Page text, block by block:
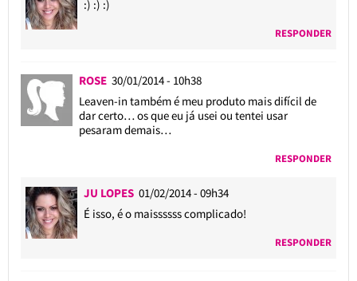
:) :) :)
RESPONDER
ROSE 30/01/2014 - 10h38
Leaven-in também é meu produto mais difícil de
dar certo… os que eu já usei ou tentei usar
pesaram demais…
RESPONDER
JU LOPES 01/02/2014 - 09h34
É isso, é o maissssss complicado!
RESPONDER